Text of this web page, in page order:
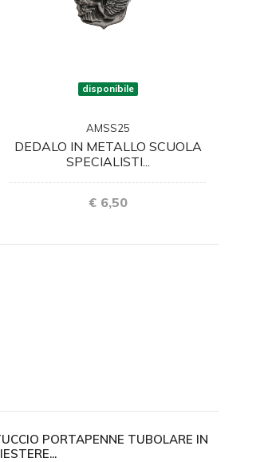
disponibile
AMSS25
DEDALO IN METALLO SCUOLA
SPECIALISTI...
€ 6,50
PORTAPENNE TUBOLARE IN